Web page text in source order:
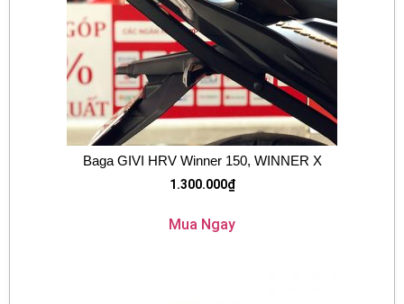
Baga GIVI HRV Winner 150, WINNER X
1.300.000₫
Mua Ngay